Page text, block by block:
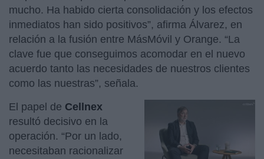
mucho. Ha habido cierta consolidación y los efectos
inmediatos han sido positivos”, afirma Álvarez, en
relación a la fusión entre MásMóvil y Orange. “La
clave fue que conseguimos acomodar en el nuevo
acuerdo tanto las necesidades de nuestros clientes
como las nuestras”, señala.
El papel de Cellnex
resultó decisivo en la
operación. “Por un lado,
necesitaban racionalizar